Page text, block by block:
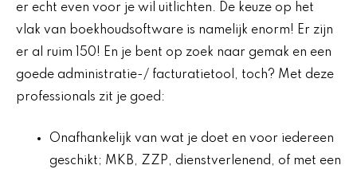
er echt even voor je wil uitlichten. De keuze op het
vlak van boekhoudsoftware is namelijk enorm! Er zijn
er al ruim 150! En je bent op zoek naar gemak en een
goede administratie-/ facturatietool, toch? Met deze
professionals zit je goed:
Onafhankelijk van wat je doet en voor iedereen
geschikt; MKB, ZZP, dienstverlenend, of met een